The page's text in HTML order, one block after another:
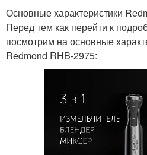
Основные характеристики
Перед тем как перейти к
посмотрим на основные
Redmond RHB-2975: